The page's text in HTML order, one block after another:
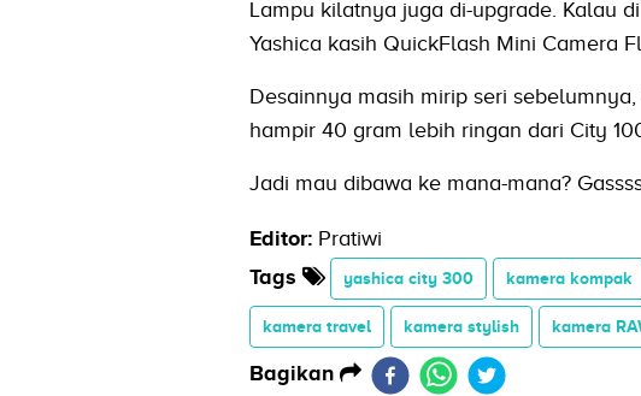
Lampu kilatnya juga di-upgrade. Kalau
Yashica kasih QuickFlash Mini Camera
Desainnya masih mirip seri
hampir 40 gram lebih ringan dari City
Jadi mau dibawa ke mana-mana?
Editor: Pratiwi
Tags
yashica city 300 kamera kompak
kamera travel kamera stylish kamera
Bagikan